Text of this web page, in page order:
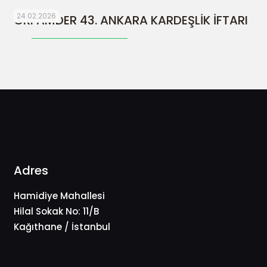
24.02.2026
ORFAMDER 43. ANKARA KARDEŞLİK İFTARI
Adres
Hamidiye Mahallesi
Hilal Sokak No: 11/B
Kağıthane / İstanbul